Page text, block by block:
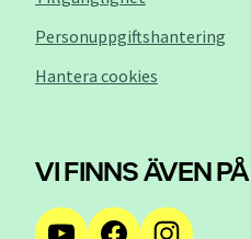
Personuppgiftshantering
Hantera cookies
VI FINNS ÄVEN PÅ